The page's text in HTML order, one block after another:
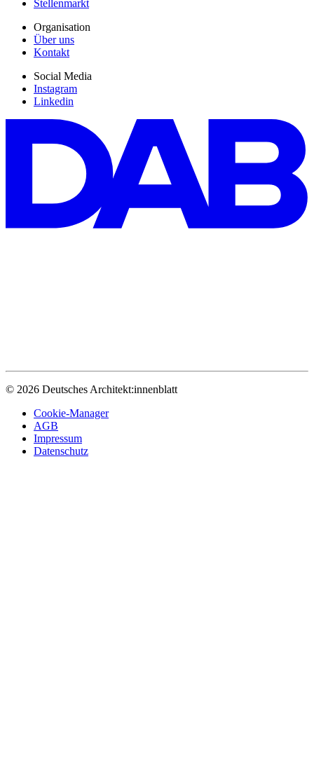
Stellenmarkt
Organisation
Über uns
Kontakt
Social Media
Instagram
Linkedin
© 2026 Deutsches Architekt:innenblatt
Cookie-Manager
AGB
Impressum
Datenschutz